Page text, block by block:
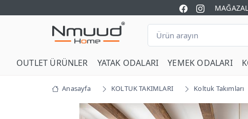
OUTLET ÜRÜNLER YATAK ODALARI YEMEK ODALARI
Anasayfa KOLTUK TAKIMLARI Koltuk Takımları